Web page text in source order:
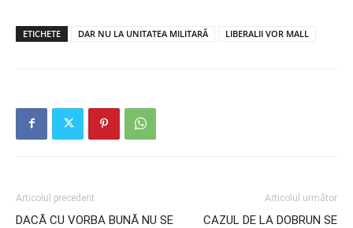
ETICHETE DAR NU LA UNITATEA MILITARĂ LIBERALII VOR MALL
Articolul precedent
DACĂ CU VORBA BUNĂ NU SE
Articolul următor
CAZUL DE LA DOBRUN SE